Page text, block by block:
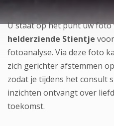
U staat op het punt uw
helderziende Stientje
fotoanalyse. Via deze foto
zich gerichter afstemmen
zodat je tijdens het consult
inzichten ontvangt over
toekomst.